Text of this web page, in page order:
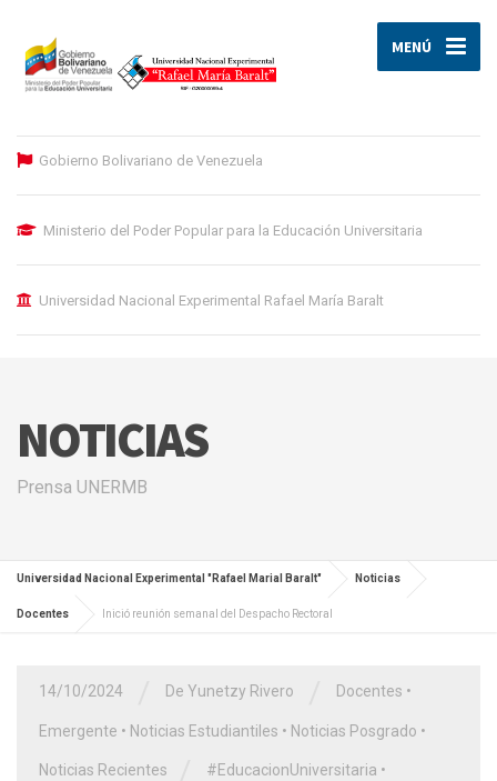
MENÚ
Gobierno Bolivariano de Venezuela
Ministerio del Poder Popular para la Educación Universitaria
Universidad Nacional Experimental Rafael María Baralt
NOTICIAS
Prensa UNERMB
Universidad Nacional Experimental "Rafael Marial Baralt" Noticias
Docentes Inició reunión semanal del Despacho Rectoral
14/10/2024 De Yunetzy Rivero Docentes •
Emergente • Noticias Estudiantiles • Noticias Posgrado •
Noticias Recientes #EducacionUniversitaria •